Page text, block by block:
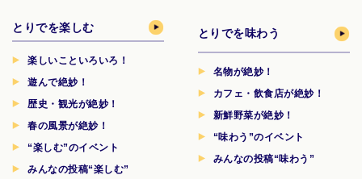
とりでを楽しむ
楽しいこといろいろ！
遊んで絶妙！
歴史・観光が絶妙！
春の風景が絶妙！
“楽しむ”のイベント
みんなの投稿“楽しむ”
とりでを味わう
名物が絶妙！
カフェ・飲食店が絶妙！
新鮮野菜が絶妙！
“味わう”のイベント
みんなの投稿“味わう”